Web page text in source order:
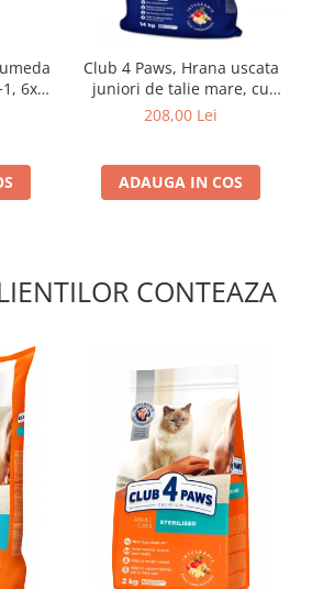
6x80
Club 4 Paws, Hrana uscata
juniori de talie mare, cu
pui, 14kg
208,00 Lei
ADAUGA IN COS
CONTEAZA